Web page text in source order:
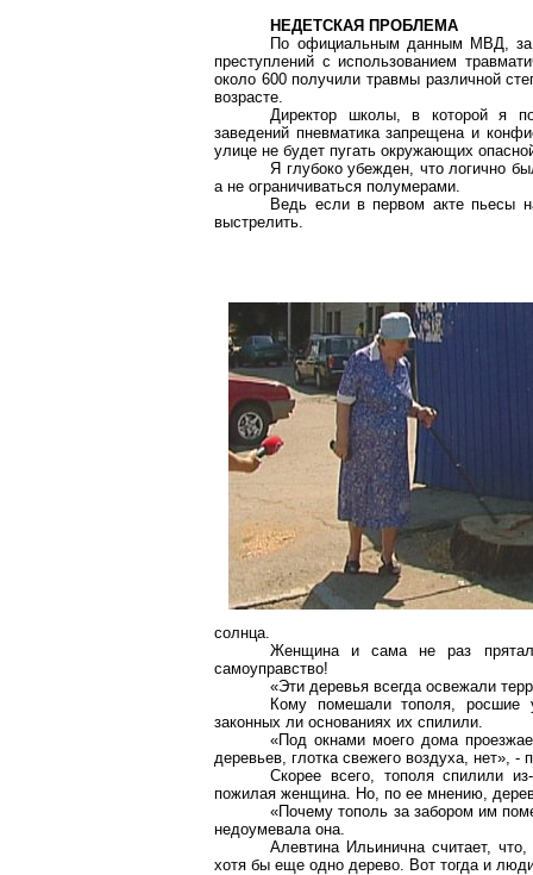
НЕДЕТСКАЯ ПРОБЛЕМА
По официальным данным МВД, за
преступлений с использованием
около 600 получили травмы различной
возрасте.
Директор школы, в которой я
заведений пневматика запрещена и
улице не будет пугать окружающих
Я глубоко убежден, что логично
а не ограничиваться полумерами.
Ведь если в первом акте пьесы
выстрелить.
солнца.
Женщина и сама не раз
самоуправство!
«Эти деревья всегда освежали
Кому помешали тополя, росшие
законных ли основаниях их спилили.
«Под окнами моего дома
деревьев, глотка свежего воздуха, нет», -
Скорее всего, тополя спилили
пожилая женщина. Но, по ее мнению,
«Почему тополь за забором им
недоумевала она.
Алевтина Ильинична считает,
хотя бы еще одно дерево. Вот тогда и